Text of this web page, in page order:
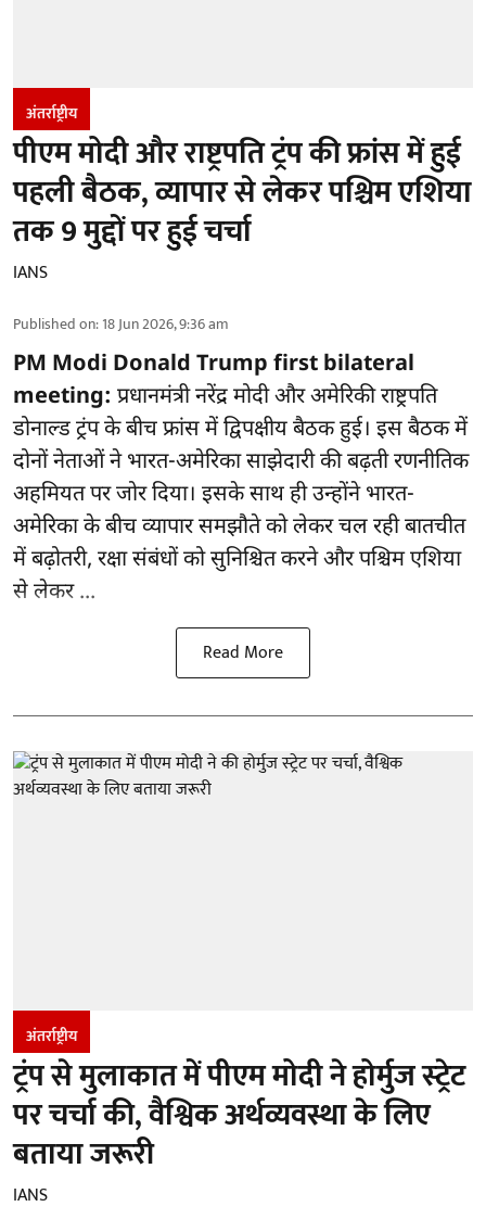
अंतर्राष्ट्रीय
पीएम मोदी और राष्ट्रपति ट्रंप की फ्रांस में हुई
पहली बैठक, व्यापार से लेकर पश्चिम एशिया
तक 9 मुद्दों पर हुई चर्चा
IANS
Published on:18 Jun 2026, 9:36 am
PM Modi Donald Trump first bilateral
meeting: प्रधानमंत्री नरेंद्र मोदी और अमेरिकी राष्ट्रपति
डोनाल्ड ट्रंप के बीच फ्रांस में द्विपक्षीय बैठक हुई। इस बैठक में
दोनों नेताओं ने भारत-अमेरिका साझेदारी की बढ़ती रणनीतिक
अहमियत पर जोर दिया। इसके साथ ही उन्होंने भारत-
अमेरिका के बीच व्यापार समझौते को लेकर चल रही बातचीत
में बढ़ोतरी, रक्षा संबंधों को सुनिश्चित करने और पश्चिम एशिया
से लेकर ...
Read More
अंतर्राष्ट्रीय
ट्रंप से मुलाकात में पीएम मोदी ने होर्मुज स्‍ट्रेट
पर चर्चा की, वैश्विक अर्थव्यवस्था के लिए
बताया जरूरी
IANS